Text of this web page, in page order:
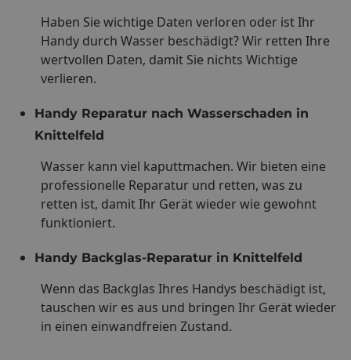
Haben Sie wichtige Daten verloren oder ist Ihr
Handy durch Wasser beschädigt? Wir retten Ihre
wertvollen Daten, damit Sie nichts Wichtige
verlieren.
Handy Reparatur nach Wasserschaden in
Knittelfeld
Wasser kann viel kaputtmachen. Wir bieten eine
professionelle Reparatur und retten, was zu
retten ist, damit Ihr Gerät wieder wie gewohnt
funktioniert.
Handy Backglas-Reparatur in Knittelfeld
Wenn das Backglas Ihres Handys beschädigt ist,
tauschen wir es aus und bringen Ihr Gerät wieder
in einen einwandfreien Zustand.